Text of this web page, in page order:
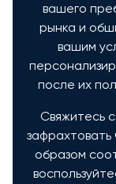
вашего
рынка и
вашим
после их
Свяжитесь
образом